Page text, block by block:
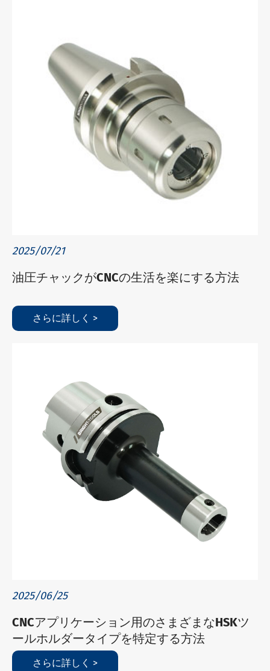
2025/07/21
油圧チャックがCNCの生活を楽にする方法
さらに詳しく >
2025/06/25
CNCアプリケーション用のさまざまなHSKツ
ールホルダータイプを特定する方法
さらに詳しく >